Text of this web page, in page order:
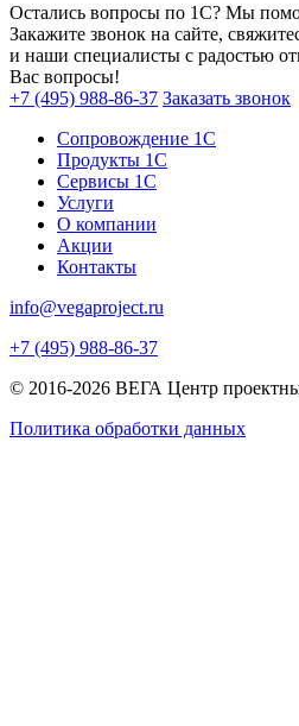
Остались вопросы по 1С? Мы
Закажите звонок на сайте,
и наши специалисты с радостью
Вас вопросы!
+7 (495) 988-86-37 Заказать звонок
Сопровождение 1С
Продукты 1С
Сервисы 1С
Услуги
О компании
Акции
Контакты
info@vegaproject.ru
+7 (495) 988-86-37
© 2016-2026 ВЕГА Центр
Политика обработки данных